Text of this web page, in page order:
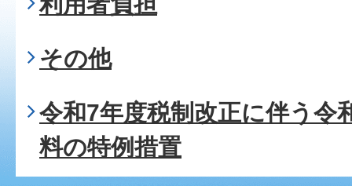
その他
令和7年度税制改正に伴う令
料の特例措置